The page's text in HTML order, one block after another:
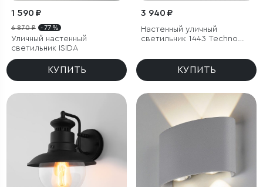
1 590 ₽
6 870 ₽ - 77 %
Уличный настенный
светильник ISIDA
КУПИТЬ
3 940 ₽
Настенный уличный
светильник 1443 Techno
КУПИТЬ